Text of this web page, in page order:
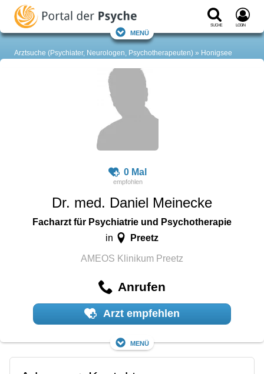
Suche Login
Menü
Arztsuche (Psychiater, Neurologen, Psychotherapeuten) Honigsee
0 Mal
Dr. med. Daniel Meinecke
Facharzt für Psychiatrie und Psychotherapie
in Preetz
AMEOS Klinikum Preetz
Anrufen
Arzt empfehlen
Menü